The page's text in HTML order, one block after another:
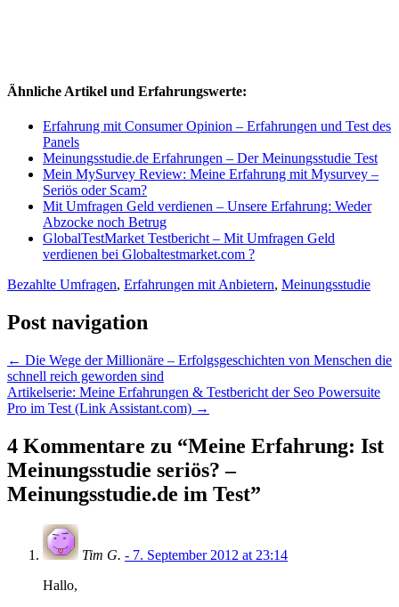
Ähnliche Artikel und Erfahrungswerte:
Erfahrung mit Consumer Opinion – Erfahrungen und Test des
Panels
Meinungsstudie.de Erfahrungen – Der Meinungsstudie Test
Mein MySurvey Review: Meine Erfahrung mit Mysurvey –
Seriös oder Scam?
Mit Umfragen Geld verdienen – Unsere Erfahrung: Weder
Abzocke noch Betrug
GlobalTestMarket Testbericht – Mit Umfragen Geld
verdienen bei Globaltestmarket.com ?
Bezahlte Umfragen, Erfahrungen mit Anbietern, Meinungsstudie
Post navigation
← Die Wege der Millionäre – Erfolgsgeschichten von Menschen die
schnell reich geworden sind
Artikelserie: Meine Erfahrungen & Testbericht der Seo Powersuite
Pro im Test (Link Assistant.com) →
4 Kommentare zu “Meine Erfahrung: Ist
Meinungsstudie seriös? –
Meinungsstudie.de im Test”
Tim G. - 7. September 2012 at 23:14
Hallo,